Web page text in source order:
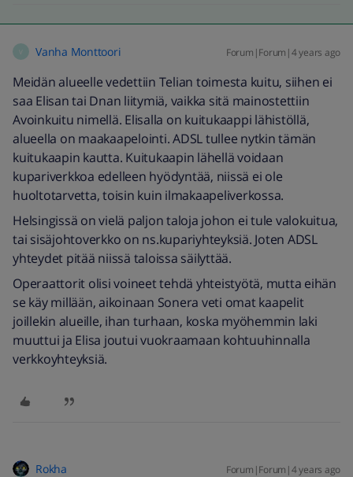
Vanha Monttoori Forum|Forum|4 years ago
Meidän alueelle vedettiin Telian toimesta kuitu, siihen ei
saa Elisan tai Dnan liitymiä, vaikka sitä mainostettiin
Avoinkuitu nimellä. Elisalla on kuitukaappi lähistöllä,
alueella on maakaapelointi. ADSL tullee nytkin tämän
kuitukaapin kautta. Kuitukaapin lähellä voidaan
kupariverkkoa edelleen hyödyntää, niissä ei ole
huoltotarvetta, toisin kuin ilmakaapeliverkossa.
Helsingissä on vielä paljon taloja johon ei tule valokuitua,
tai sisäjohtoverkko on ns.kupariyhteyksiä. Joten ADSL
yhteydet pitää niissä taloissa säilyttää.
Operaattorit olisi voineet tehdä yhteistyötä, mutta eihän
se käy millään, aikoinaan Sonera veti omat kaapelit
joillekin alueille, ihan turhaan, koska myöhemmin laki
muuttui ja Elisa joutui vuokraamaan kohtuuhinnalla
verkkoyhteyksiä.
Rokha Forum|Forum|4 years ago